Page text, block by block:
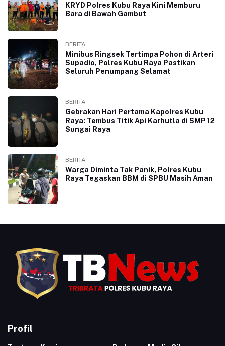
KRYD Polres Kubu Raya Kini Memburu
Bara di Bawah Gambut
BERITA
Minibus Ringsek Tertimpa Pohon di Arteri
Supadio, Polres Kubu Raya Pastikan
Seluruh Penumpang Selamat
BERITA
Gebrakan Hari Pertama Kapolres Kubu
Raya: Tembus Titik Api Karhutla di SMP 12
Sungai Raya
BERITA
Warga Diminta Tak Panik, Polres Kubu
Raya Tegaskan BBM di SPBU Masih Aman
Profil